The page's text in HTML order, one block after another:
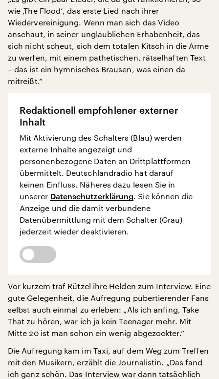
wie ‚The Flood‘, das erste Lied nach ihrer
Wiedervereinigung. Wenn man sich das Video
anschaut, in seiner unglaublichen Erhabenheit, das
sich nicht scheut, sich dem totalen Kitsch in die Arme
zu werfen, mit einem pathetischen, rätselhaften Text
– das ist ein hymnisches Brausen, was einen da
mitreißt.“
Redaktionell empfohlener externer
Inhalt
Mit Aktivierung des Schalters (Blau) werden
externe Inhalte angezeigt und
personenbezogene Daten an Drittplattformen
übermittelt. Deutschlandradio hat darauf
keinen Einfluss. Näheres dazu lesen Sie in
unserer Datenschutzerklärung. Sie können die
Anzeige und die damit verbundene
Datenübermittlung mit dem Schalter (Grau)
jederzeit wieder deaktivieren.
Vor kurzem traf Rützel ihre Helden zum Interview. Eine
gute Gelegenheit, die Aufregung pubertierender Fans
selbst auch einmal zu erleben: „Als ich anfing, Take
That zu hören, war ich ja kein Teenager mehr. Mit
Mitte 20 ist man schon ein wenig abgezockter.“
Die Aufregung kam im Taxi, auf dem Weg zum Treffen
mit den Musikern, erzählt die Journalistin. „Das fand
ich ganz schön. Das Interview war dann tatsächlich